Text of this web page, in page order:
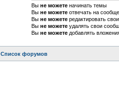
Вы не можете начинать темы
Вы не можете отвечать на
Вы не можете редактировать
Вы не можете удалять свои
Вы не можете добавлять
Список форумов